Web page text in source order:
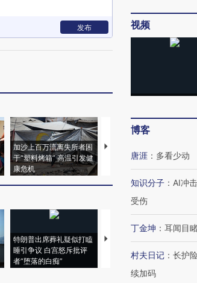
发布
加沙上百万流离失所者困
于“塑料烤箱” 高温引发健
康危机
视线｜HYROX的吸金
术：是什么让中产们甘
心“花钱找虐”？
特朗普出席葬礼疑似打瞌
睡引争议 白宫怒斥批评
者“堕落的白痴”
视线｜全球最热百城独占
97个 印度如何熬过48°C
视频
博客
唐涯 ： 多看少动
知识分子 ： AI冲
受伤
丁金坤 ： 耳闻目
村夫日记 ： 长护
续加码